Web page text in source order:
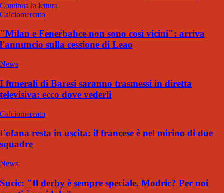
Continua la lettura
Calciomercato
"Milan e Fenerbahce non sono così vicini": arriva
l'annuncio sulla cessione di Leao
News
I funerali di Baresi saranno trasmessi in diretta
televisiva: ecco dove vederli
Calciomercato
Fofana resta in uscita: il francese è nel mirino di due
squadre
News
Sucic: "Il derby è sempre speciale. Modric? Per noi